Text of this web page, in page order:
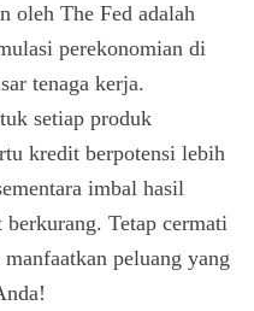
oleh The Fed adalah
perekonomian di
tenaga kerja.
setiap produk
kredit berpotensi lebih
imbal hasil
Tetap cermati
peluang yang